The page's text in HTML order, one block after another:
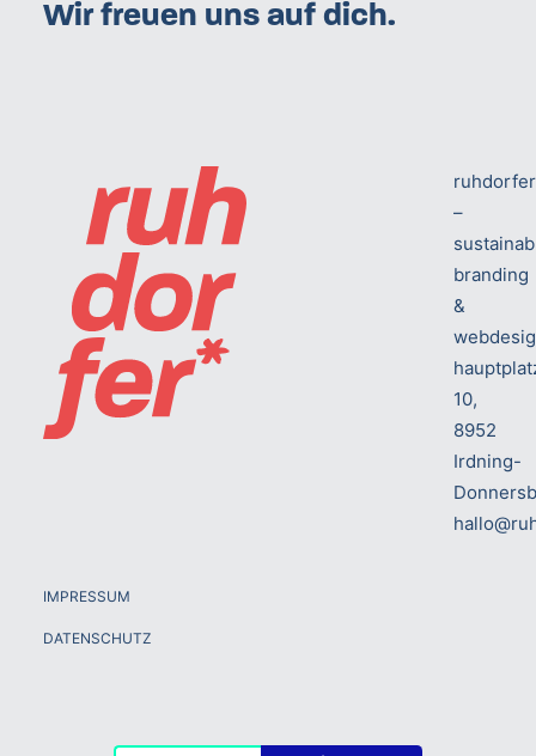
Wir freuen uns auf dich.
–
branding
&
10,
8952
Irdning-
IMPRESSUM
DATENSCHUTZ